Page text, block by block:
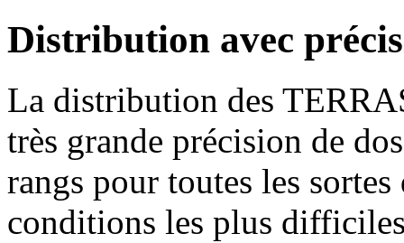
Distribution avec
La distribution des
très grande précision de
rangs pour toutes les sortes
conditions les plus